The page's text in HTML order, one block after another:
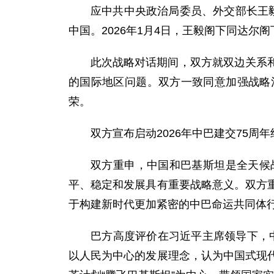
应中共中央政治局委员、外交部长
中国。2026年1月4日，王毅阁下同达尔
此次战略对话期间，双方就双边关
的国际地区问题。双方一致同意加强战
荣。
双方宣布启动2026年中巴建交75周
双方重申，中国和巴基斯坦是全天
平、稳定和发展具有重要战略意义。双
于构建新时代更加紧密的中巴命运共同体
巴方高度评价在习近平主席领导下
以人民为中心的发展理念，认为中国式